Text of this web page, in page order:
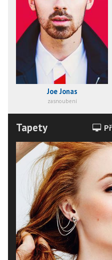
Joe Jonas
zasnoubení
Tapety